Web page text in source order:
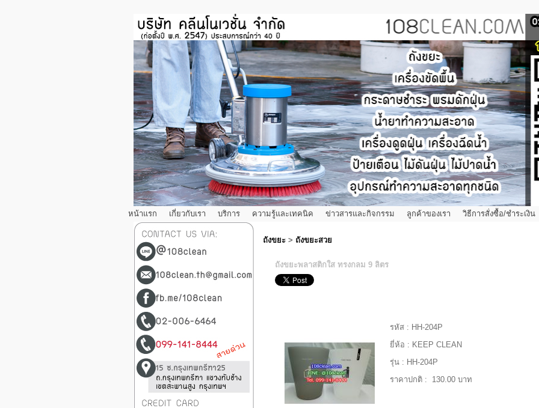
หน้าแรก เกี่ยวกับเรา บริการ ความรู้และเทคนิค ข่าวสารและกิจกรรม ลูกค้าของเรา วิธีการสั่งซื้อ/ชำระเงิน
ถังขยะ > ถังขยะสวย
ถังขยะพลาสติกใส ทรงกลม 9 ลิตร
รหัส : HH-204P
ยี่ห้อ : KEEP CLEAN
รุ่น : HH-204P
ราคาปกติ :
130.00 บาท